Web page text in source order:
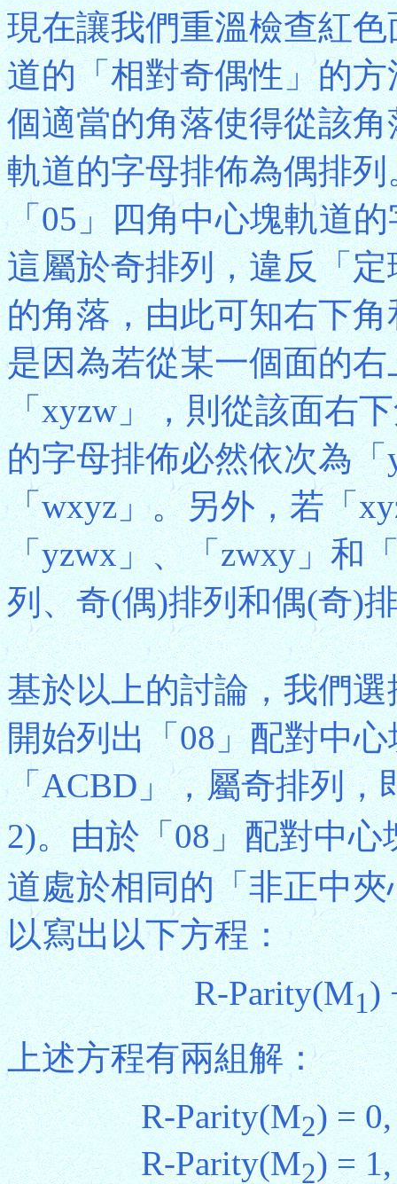
現在讓我們重溫檢查紅
道的「相對奇偶性」的
個適當的角落使得從該
軌道的字母排佈為偶排
「05」四角中心塊軌道
這屬於奇排列，違反「
的角落，由此可知右下
是因為若從某一個面的
「xyzw」，則從該面右
的字母排佈必然依次為
「wxyz」。另外，若「
「yzwx」、「zwxy」和
列、奇(偶)排列和偶(奇)
基於以上的討論，我們
開始列出「08」配對中
「ACBD」，屬奇排列，
2)。由於「08」配對中心
道處於相同的「非正中
以寫出以下方程：
R-Parity(M1)
上述方程有兩組解：
R-Parity(M2) =
R-Parity(M2) =